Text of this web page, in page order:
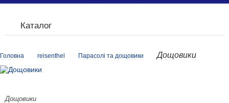
Каталог
Головна reisenthel Парасолі та дощовики Дощовики
Дощовики